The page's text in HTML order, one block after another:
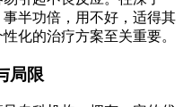
半功倍，用不好，适得其
化的治疗方案至关重要。
局限